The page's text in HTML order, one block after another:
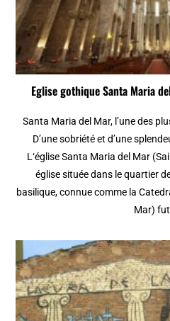
Eglise gothique Santa Maria
Santa Maria del Mar, l’une des
D’une sobriété et d’une
L‘église Santa Maria del Mar
église située dans le quartier
basilique, connue comme la
Mar)